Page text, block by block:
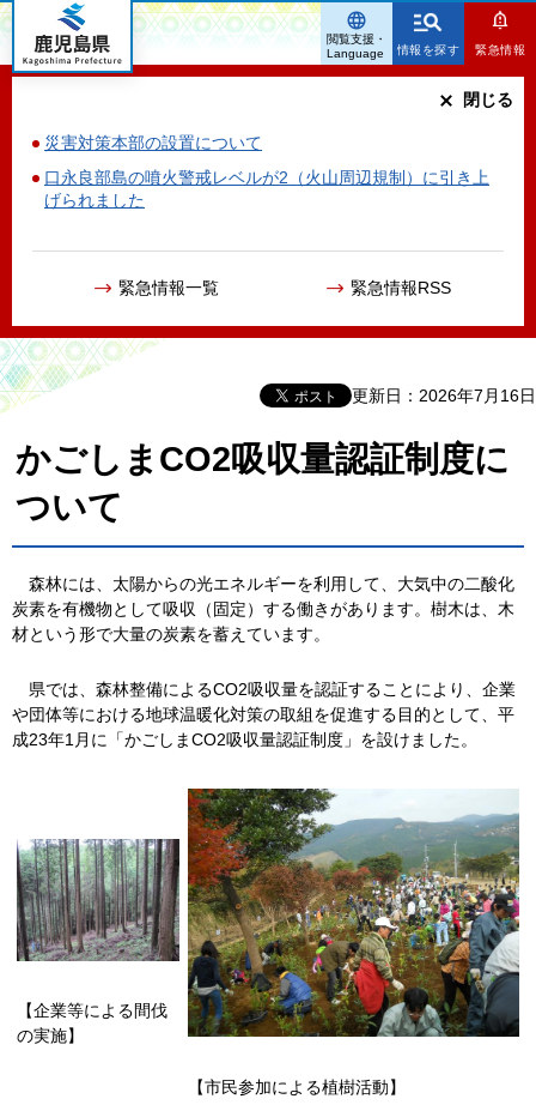
鹿児島県
情報を探す 緊急情報
災害対策本部の設置について
口永良部島の噴火警戒レベルが2（火山周辺規制）に引き上
げられました
緊急情報一覧 緊急情報RSS
閉じる
閲覧支援・
Language
更新日：2026年7月16日
かごしまCO2吸収量認証制度に
ついて
森林には、太陽からの光エネルギーを利用して、大気中の二酸化
炭素を有機物として吸収（固定）する働きがあります。樹木は、木
材という形で大量の炭素を蓄えています。
県では、森林整備によるCO2吸収量を認証することにより、企業
や団体等における地球温暖化対策の取組を促進する目的として、平
成23年1月に「かごしまCO2吸収量認証制度」を設けました。
【企業等による間伐
の実施】
【市民参加による植樹活動】